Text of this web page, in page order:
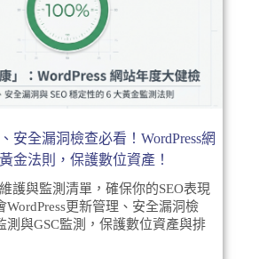
安全漏洞檢查必看！WordPress網
金法則，保護數位資產！
護與監測清單，確保你的SEO表現
WordPress更新管理、安全漏洞檢
測與GSC監測，保護數位資產與排